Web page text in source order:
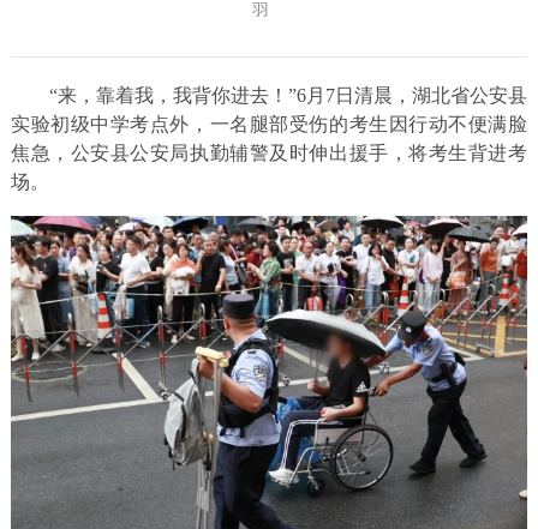
羽
“来，靠着我，我背你进去！”6月7日清晨，湖北省公安县
实验初级中学考点外，一名腿部受伤的考生因行动不便满脸
焦急，公安县公安局执勤辅警及时伸出援手，将考生背进考
场。